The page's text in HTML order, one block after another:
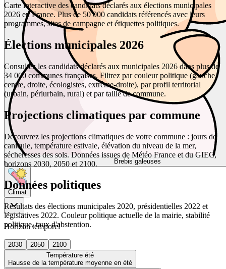
Brebis galeuses
Climat
Horizon temporel
2030 2050
2100
Température été
Hausse de la température moyenne en été
Carte interactive des candidats déclarés aux élections municipales
2026 en France. Plus de 50 000 candidats référencés avec leurs
programmes, sites de campagne et étiquettes politiques.
Élections municipales 2026
Consultez les candidats déclarés aux municipales 2026 dans plus de
34 000 communes françaises. Filtrez par couleur politique (gauche,
centre, droite, écologistes, extrême-droite), par profil territorial
(urbain, périurbain, rural) et par taille de commune.
Projections climatiques par commune
Découvrez les projections climatiques de votre commune : jours de
canicule, température estivale, élévation du niveau de la mer,
sécheresses des sols. Données issues de Météo France et du GIEC,
horizons 2030, 2050 et 2100.
Données politiques
Résultats des élections municipales 2020, présidentielles 2022 et
législatives 2022. Couleur politique actuelle de la mairie, stabilité
politique, taux d'abstention.